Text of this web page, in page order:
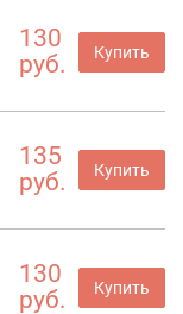
130
руб.
Купить
135
руб.
Купить
130
руб.
Купить